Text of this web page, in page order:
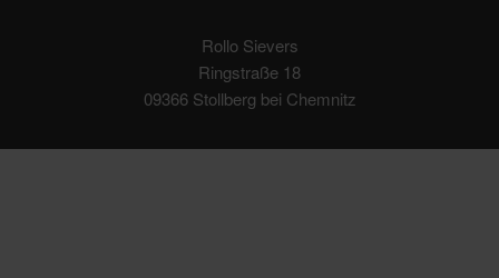
Rollo Sievers
Ringstraße 18
09366 Stollberg bei Chemnitz